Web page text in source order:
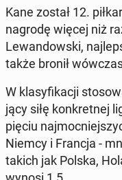
Kane został 12.
nagrodę więcej niż
Lewandows­ki,
także bronił
W klasy­fikacji
ją­cy siłę konkret­nej
pięciu
Niemcy i Francja -
takich jak Polska,